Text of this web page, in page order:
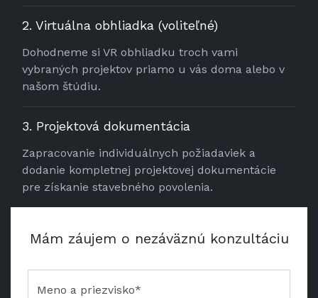
2. Virtuálna obhliadka (voliteľné)
Dohodneme si VR obhliadku troch vami
vybraných projektov priamo u vás doma alebo v
našom štúdiu.
3. Projektová dokumentácia
Zapracovanie individuálnych požiadaviek a
dodanie kompletnej projektovej dokumentácie
pre získanie stavebného povolenia.
Mám záujem o nezáväznú konzultáciu
Meno a priezvisko*